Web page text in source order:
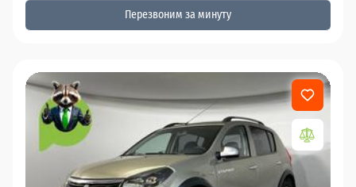
Перезвоним за минуту